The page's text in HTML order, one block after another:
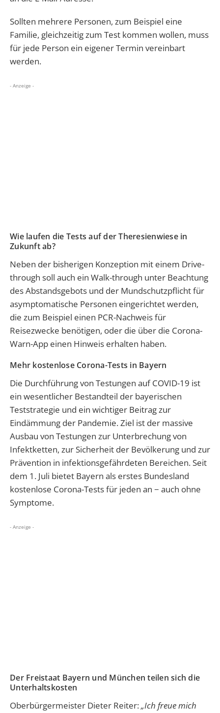
Sollten mehrere Personen, zum Beispiel eine
Familie, gleichzeitig zum Test kommen wollen, muss
für jede Person ein eigener Termin vereinbart
werden.
- Anzeige -
Wie laufen die Tests auf der Theresienwiese in
Zukunft ab?
Neben der bisherigen Konzeption mit einem Drive-
through soll auch ein Walk-through unter Beachtung
des Abstandsgebots und der Mundschutzpflicht für
asymptomatische Personen eingerichtet werden,
die zum Beispiel einen PCR-Nachweis für
Reisezwecke benötigen, oder die über die Corona-
Warn-App einen Hinweis erhalten haben.
Mehr kostenlose Corona-Tests in Bayern
Die Durchführung von Testungen auf COVID-19 ist
ein wesentlicher Bestandteil der bayerischen
Teststrategie und ein wichtiger Beitrag zur
Eindämmung der Pandemie. Ziel ist der massive
Ausbau von Testungen zur Unterbrechung von
Infektketten, zur Sicherheit der Bevölkerung und zur
Prävention in infektionsgefährdeten Bereichen. Seit
dem 1. Juli bietet Bayern als erstes Bundesland
kostenlose Corona-Tests für jeden an − auch ohne
Symptome.
- Anzeige -
Der Freistaat Bayern und München teilen sich die
Unterhaltskosten
Oberbürgermeister Dieter Reiter:„Ich freue mich